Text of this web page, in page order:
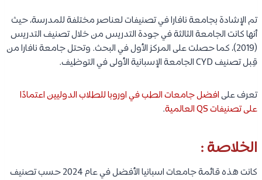
تم الإشادة بجامعة نافارا في تصنيفات لعناصر مختلفة للمدرسة، حيث
أنها كانت الجامعة الثالثة في جودة التدريس من خلال تصنيف التدريس
(2019)، كما حصلت على المركز الأول في البحث. وتحتل جامعة نافارا من
قِبل تصنيف CYD الجامعة الإسبانية الأولى في التوظيف.
تعرف علىافضل جامعات الطب في اوروبا للطلاب الدوليين اعتمادًا
على تصنيفات QS العالمية
.
الخلاصة :
كانت هذه قائمة جامعات اسبانيا الأفضل في عام 2024 حسب تصنيف